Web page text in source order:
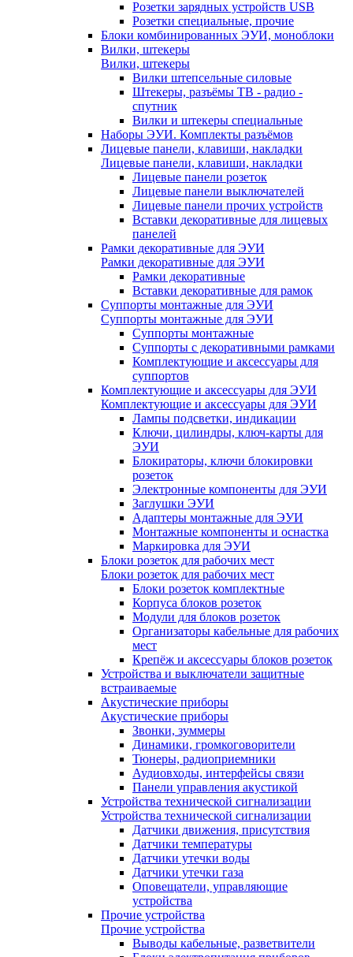
Розетки зарядных устройств USB
Розетки специальные, прочие
Блоки комбинированных ЭУИ, моноблоки
Вилки, штекеры
Вилки, штекеры
Вилки штепсельные силовые
Штекеры, разъёмы ТВ - радио -
спутник
Вилки и штекеры специальные
Наборы ЭУИ. Комплекты разъёмов
Лицевые панели, клавиши, накладки
Лицевые панели, клавиши, накладки
Лицевые панели розеток
Лицевые панели выключателей
Лицевые панели прочих устройств
Вставки декоративные для лицевых
панелей
Рамки декоративные для ЭУИ
Рамки декоративные для ЭУИ
Рамки декоративные
Вставки декоративные для рамок
Суппорты монтажные для ЭУИ
Суппорты монтажные для ЭУИ
Суппорты монтажные
Суппорты с декоративными рамками
Комплектующие и аксессуары для
суппортов
Комплектующие и аксессуары для ЭУИ
Комплектующие и аксессуары для ЭУИ
Лампы подсветки, индикации
Ключи, цилиндры, ключ-карты для
ЭУИ
Блокираторы, ключи блокировки
розеток
Электронные компоненты для ЭУИ
Заглушки ЭУИ
Адаптеры монтажные для ЭУИ
Монтажные компоненты и оснастка
Маркировка для ЭУИ
Блоки розеток для рабочих мест
Блоки розеток для рабочих мест
Блоки розеток комплектные
Корпуса блоков розеток
Модули для блоков розеток
Организаторы кабельные для рабочих
мест
Крепёж и аксессуары блоков розеток
Устройства и выключатели защитные
встраиваемые
Акустические приборы
Акустические приборы
Звонки, зуммеры
Динамики, громкоговорители
Тюнеры, радиоприемники
Аудиовходы, интерфейсы связи
Панели управления акустикой
Устройства технической сигнализации
Устройства технической сигнализации
Датчики движения, присутствия
Датчики температуры
Датчики утечки воды
Датчики утечки газа
Оповещатели, управляющие
устройства
Прочие устройства
Прочие устройства
Выводы кабельные, разветвители